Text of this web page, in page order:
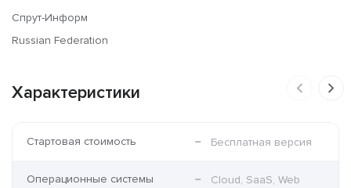
Спрут-Информ
Russian Federation
Характеристики
Стартовая стоимость Бесплатная версия
Операционные системы Cloud, SaaS, Web